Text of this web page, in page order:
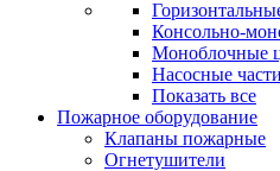
Консольно-
Моноблочные
Насосные
Показать все
Пожарное оборудование
Клапаны пожарные
Огнетушители